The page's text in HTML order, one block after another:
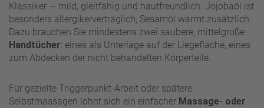
Klassiker — mild, gleitfähig und hautfreundlich. Jojobaöl ist
besonders allergikerverträglich, Sesamöl wärmt zusätzlich.
Dazu brauchen Sie mindestens zwei saubere, mittelgroße
Handtücher: eines als Unterlage auf der Liegefläche, eines
zum Abdecken der nicht behandelten Körperteile.
Für gezielte Triggerpunkt-Arbeit oder spätere
Selbstmassagen lohnt sich ein einfacher Massage- oder